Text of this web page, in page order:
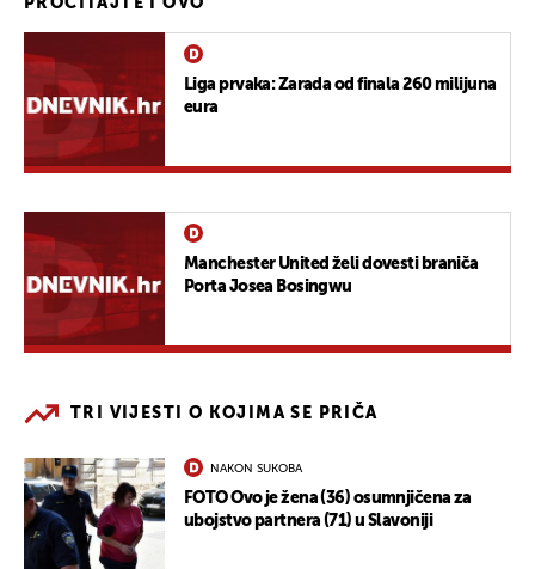
Liga prvaka: Zarada od finala 260 milijuna
eura
Manchester United želi dovesti braniča
Porta Josea Bosingwu
TRI VIJESTI O KOJIMA SE PRIČA
NAKON SUKOBA
FOTO Ovo je žena (36) osumnjičena za
ubojstvo partnera (71) u Slavoniji